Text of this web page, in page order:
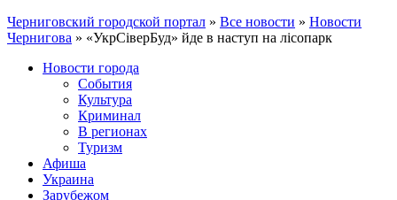
Черниговский городской портал » Все новости » Новости
Чернигова » «УкрСіверБуд» йде в наступ на лісопарк
Новости города
События
Культура
Криминал
В регионах
Туризм
Афиша
Украина
Зарубежом